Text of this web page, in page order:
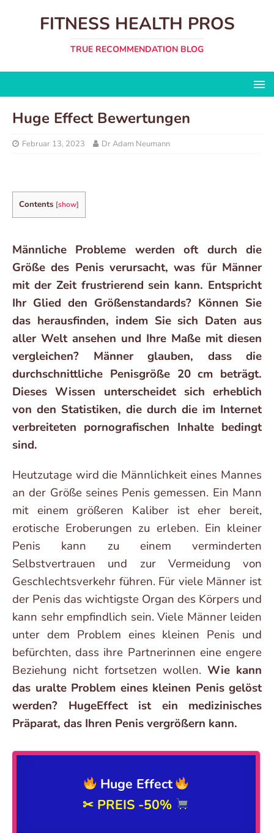
FITNESS HEALTH PROS
TRUE RECOMMENDATION BLOG
Huge Effect Bewertungen
Februar 13, 2023 Dr Adam Neumann
Contents [show]
Männliche Probleme werden oft durch die
Größe des Penis verursacht, was für Männer
mit der Zeit frustrierend sein kann. Entspricht
Ihr Glied den Größenstandards? Können Sie
das herausfinden, indem Sie sich Daten aus
aller Welt ansehen und Ihre Maße mit diesen
vergleichen? Männer glauben, dass die
durchschnittliche Penisgröße 20 cm beträgt.
Dieses Wissen unterscheidet sich erheblich
von den Statistiken, die durch die im Internet
verbreiteten pornografischen Inhalte bedingt
sind.
Heutzutage wird die Männlichkeit eines Mannes
an der Größe seines Penis gemessen. Ein Mann
mit einem größeren Kaliber ist eher bereit,
erotische Eroberungen zu erleben. Ein kleiner
Penis kann zu einem verminderten
Selbstvertrauen und zur Vermeidung von
Geschlechtsverkehr führen. Für viele Männer ist
der Penis das wichtigste Organ des Körpers und
kann sehr empfindlich sein. Viele Männer leiden
unter dem Problem eines kleinen Penis und
befürchten, dass ihre Partnerinnen eine engere
Beziehung nicht fortsetzen wollen.Wie kann
das uralte Problem eines kleinen Penis gelöst
werden? HugeEffect ist ein medizinisches
Präparat, das Ihren Penis vergrößern kann.
Huge Effect
✂ PREIS -50%